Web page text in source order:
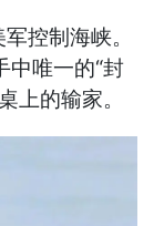
控制海峡。
中唯一的“封
上的输家。